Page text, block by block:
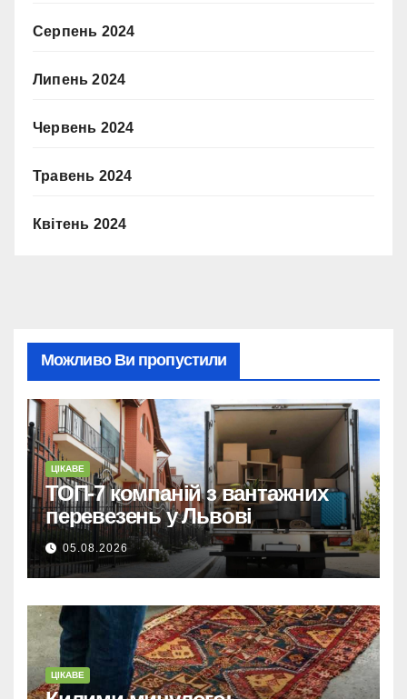
Серпень 2024
Липень 2024
Червень 2024
Травень 2024
Квітень 2024
Можливо Ви пропустили
ЦІКАВЕ
ТОП-7 компаній з вантажних
перевезень у Львові
05.08.2026
ЦІКАВЕ